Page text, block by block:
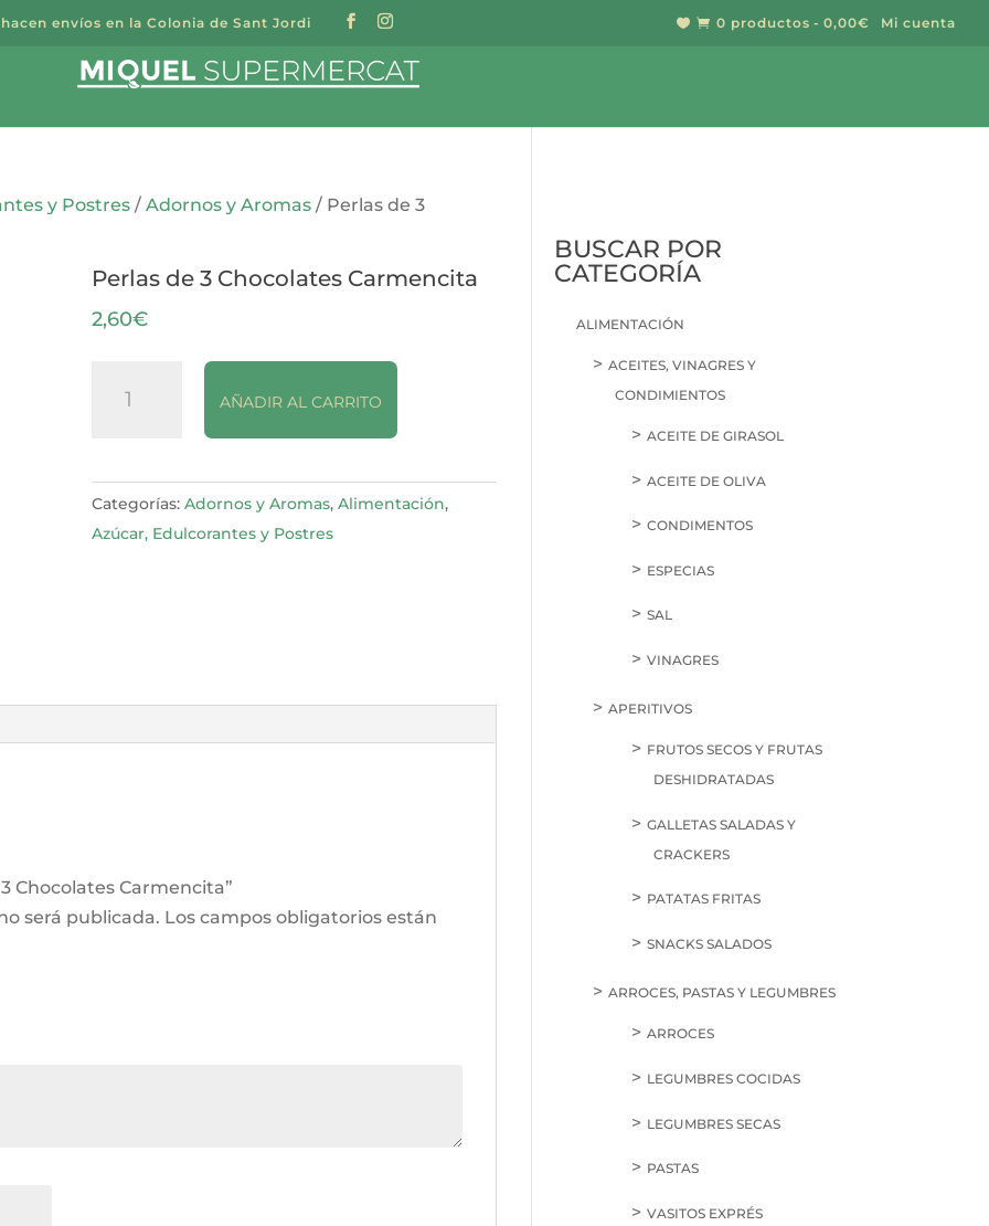
envíos en la Colonia de Sant Jordi Mi cuenta
  0 productos 0,00€
y Postres /Adornos y Aromas / Perlas de 3
Perlas de 3 Chocolates Carmencita
2,60€
Carmencita
cantidad
AÑADIR AL CARRITO
Categorías:Adornos y Aromas,Alimentación,
Azúcar, Edulcorantes y Postres
Chocolates Carmencita”
será publicada. Los campos obligatorios están
BUSCAR POR
CATEGORÍA
ALIMENTACIÓN
ACEITES, VINAGRES Y
CONDIMIENTOS
ACEITE DE GIRASOL
ACEITE DE OLIVA
CONDIMENTOS
ESPECIAS
SAL
VINAGRES
APERITIVOS
FRUTOS SECOS Y FRUTAS
DESHIDRATADAS
GALLETAS SALADAS Y
CRACKERS
PATATAS FRITAS
SNACKS SALADOS
ARROCES, PASTAS Y LEGUMBRES
ARROCES
LEGUMBRES COCIDAS
LEGUMBRES SECAS
PASTAS
VASITOS EXPRÉS